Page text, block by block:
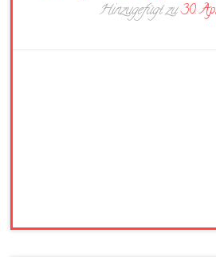
Hinzugefügt zu30.